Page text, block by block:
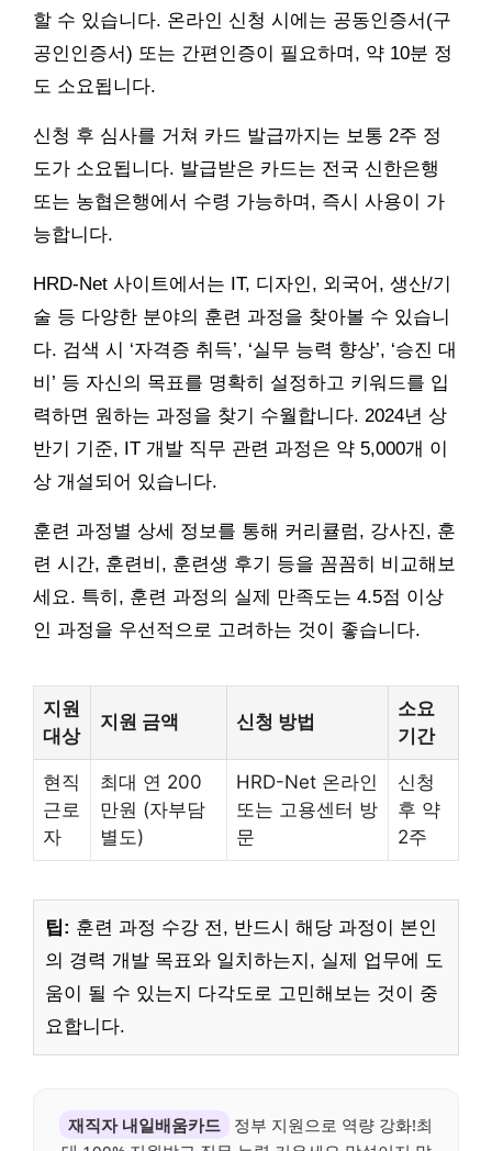
할 수 있습니다. 온라인 신청 시에는 공동인증서(구
공인인증서) 또는 간편인증이 필요하며, 약 10분 정
도 소요됩니다.
신청 후 심사를 거쳐 카드 발급까지는 보통 2주 정
도가 소요됩니다. 발급받은 카드는 전국 신한은행
또는 농협은행에서 수령 가능하며, 즉시 사용이 가
능합니다.
HRD-Net 사이트에서는 IT, 디자인, 외국어, 생산/기
술 등 다양한 분야의 훈련 과정을 찾아볼 수 있습니
다. 검색 시 ‘자격증 취득’, ‘실무 능력 향상’, ‘승진 대
비’ 등 자신의 목표를 명확히 설정하고 키워드를 입
력하면 원하는 과정을 찾기 수월합니다. 2024년 상
반기 기준, IT 개발 직무 관련 과정은 약 5,000개 이
상 개설되어 있습니다.
훈련 과정별 상세 정보를 통해 커리큘럼, 강사진, 훈
련 시간, 훈련비, 훈련생 후기 등을 꼼꼼히 비교해보
세요. 특히, 훈련 과정의 실제 만족도는 4.5점 이상
인 과정을 우선적으로 고려하는 것이 좋습니다.
지원
대상
지원 금액 신청 방법
소요
기간
현직
근로
자
최대 연 200
만원 (자부담
별도)
HRD-Net 온라인
또는 고용센터 방
문
신청
후 약
2주
팁: 훈련 과정 수강 전, 반드시 해당 과정이 본인
의 경력 개발 목표와 일치하는지, 실제 업무에 도
움이 될 수 있는지 다각도로 고민해보는 것이 중
요합니다.
재직자 내일배움카드
정부 지원으로 역량 강화!최